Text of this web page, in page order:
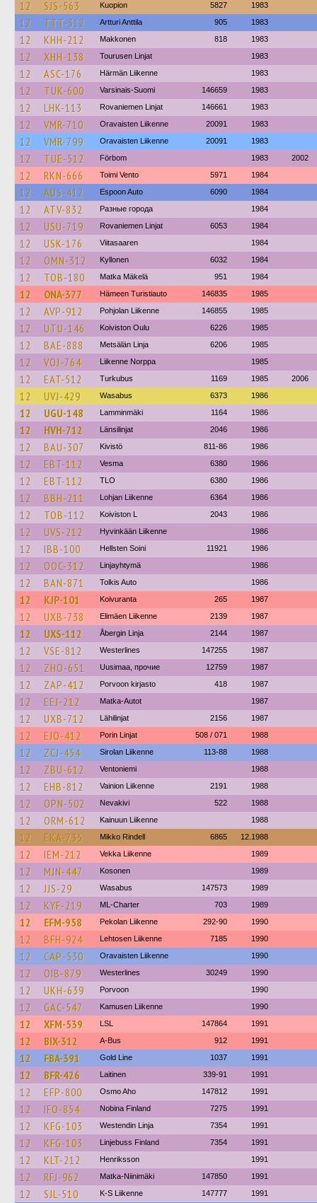
12 SJS-563 Kuopion 5827 1983
12 TTT-312 Artturi Anttila 905 1983
12 KHH-212 Makkonen 818 1983
12 XHH-138 Tourusen Linjat 1983
12 ASC-176 Härmän Liikenne 1983
12 TUK-600 Varsinais-Suomi 146659 1983
12 LHK-113 Rovaniemen Linjat 146661 1983
12 VMR-710 Oravaisten Liikenne 20091 1983
12 VMR-799 Oravaisten Liikenne 20091 1983
12 TUE-512 Förbom 1983 2002
12 RKN-666 Toimi Vento 5971 1984
12 AUS-412 Espoon Auto 6090 1984
12 ATV-832 Разные города 1984
12 USU-719 Rovaniemen Linjat 6053 1984
12 USK-176 Viitasaaren 1984
12 OMN-312 Kyllonen 6032 1984
12 TOB-180 Matka Mäkelä 951 1984
12 ONA-377 Hämeen Turistiauto 146835 1985
12 AVP-912 Pohjolan Liikenne 146855 1985
12 UTU-146 Koiviston Oulu 6226 1985
12 BAE-888 Metsälän Linja 6206 1985
12 VOJ-764 Liikenne Norppa 1985
12 EAT-512 Turkubus 1169 1985 2006
12 UVJ-429 Wasabus 6373 1986
12 UGU-148 Lamminmäki 1164 1986
12 HVH-712 Länsilinjat 2046 1986
12 BAU-307 Kivistö 811-86 1986
12 EBT-112 Vesma 6380 1986
12 EBT-112 TLO 6380 1986
12 BBH-211 Lohjan Liikenne 6364 1986
12 TOB-112 Koiviston L 2043 1986
12 UVS-212 Hyvinkään Liikenne 1986
12 IBB-100 Hellsten Soini 11921 1986
12 OOC-312 Linjayhtymä 1986
12 BAN-871 Tolkis Auto 1986
12 KJP-101 Koivuranta 265 1987
12 UXB-738 Elimäen Liikenne 2139 1987
12 UXS-112 Åbergin Linja 2144 1987
12 VSE-812 Westerlines 147255 1987
12 ZHO-651 Uusimaa, прочие 12759 1987
12 ZAP-412 Porvoon kirjasto 418 1987
12 EEJ-212 Matka-Autot 1987
12 UXB-712 Lähilinjat 2156 1987
12 EJO-412 Porin Linjat 508 / 071 1988
12 ZCJ-454 Sirolan Liikenne 113-88 1988
12 ZBU-612 Ventoniemi 1988
12 EHB-812 Vainion Liikenne 2191 1988
12 OPN-502 Nevakivi 522 1988
12 ORM-612 Kainuun Liikenne 1988
12 EKA-735 Mikko Rindell 6865 12.1988
12 IEM-212 Vekka Liikenne 1989
12 MJN-447 Kosonen 1989
12 JJS-29 Wasabus 147573 1989
12 KYF-219 ML-Charter 703 1989
12 EFM-958 Pekolan Liikenne 292-90 1990
12 BFH-924 Lehtosen Liikenne 7185 1990
12 CAP-530 Oravaisten Liikenne 1990
12 OIB-879 Westerlines 30249 1990
12 UKH-639 Porvoon 1990
12 GAC-547 Kamusen Liikenne 1990
12 XFM-539 LSL 147864 1991
12 BIX-312 A-Bus 912 1991
12 FBA-391 Gold Line 1037 1991
12 BFR-426 Laitinen 339-91 1991
12 EFP-800 Osmo Aho 147812 1991
12 IFO-854 Nobina Finland 7275 1991
12 KFG-103 Westendin Linja 7354 1991
12 KFG-103 Linjebuss Finland 7354 1991
12 KLT-212 Henriksson 1991
12 RFJ-962 Matka-Niinimäki 147850 1991
12 SJL-510 K-S Liikenne 147777 1991